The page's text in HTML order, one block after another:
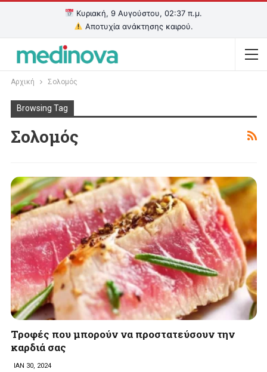
Κυριακή, 9 Αυγούστου, 02:37 π.μ.
Αποτυχία ανάκτησης καιρού.
Αρχική Σολομός
Browsing Tag
Σολομός
Τροφές που μπορούν να προστατεύσουν την
καρδιά σας
ΙΑΝ 30, 2024